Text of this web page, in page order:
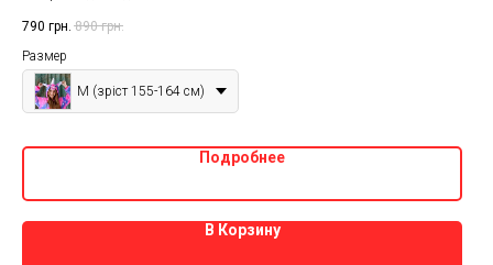
790 грн. 890 грн.
Размер
M (зріст 155-164 см)
Подробнее
В Корзину